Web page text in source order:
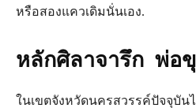
หรือสองแควเดิมนั่นเอง.
หลักศิลาจารึก พ่อ
ในเขตจังหวัดนครสวรรค์ปัจจุบัน